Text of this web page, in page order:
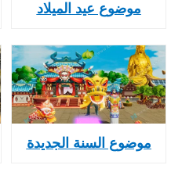
موضوع عيد الميلاد
موضوع السنة الجديدة